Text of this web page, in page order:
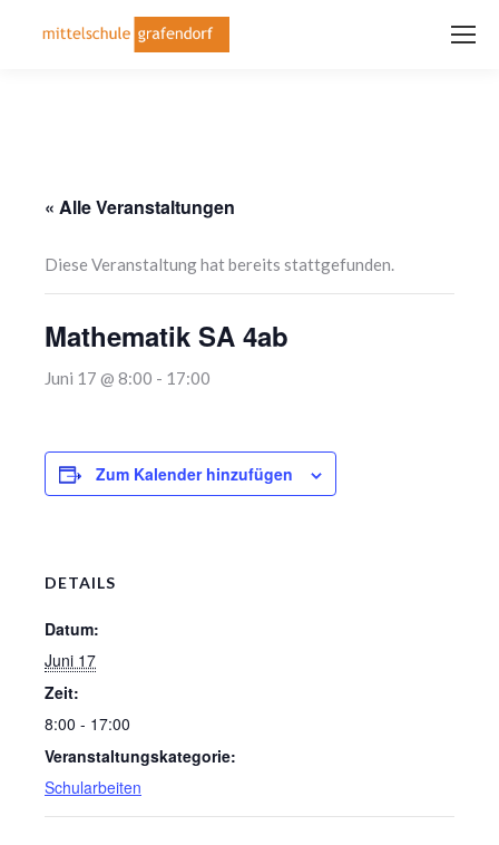
« Alle Veranstaltungen
Diese Veranstaltung hat bereits stattgefunden.
Mathematik SA 4ab
Juni 17 @ 8:00 - 17:00
Zum Kalender hinzufügen
DETAILS
Datum:
Juni 17
Zeit:
8:00 - 17:00
Veranstaltungskategorie:
Schularbeiten